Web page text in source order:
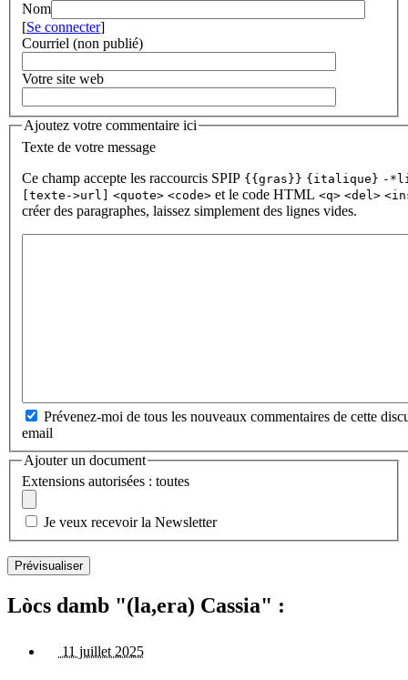
Nom
[Se connecter]
Courriel (non publié)
Votre site web
Ajoutez votre commentaire ici
Texte de votre message
Ce champ accepte les raccourcis SPIP {{gras}} {italique} -
[texte->url] <quote> <code> et le code HTML <q> <del>
créer des paragraphes, laissez simplement des lignes vides.
Prévenez-moi de tous les nouveaux commentaires de cette
email
Ajouter un document
Extensions autorisées : toutes
Je veux recevoir la Newsletter
Lòcs damb "(la,era) Cassia" :
11 juillet 2025